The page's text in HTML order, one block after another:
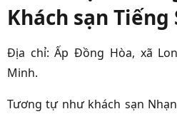
Khách sạn Tiếng
Địa chỉ: Ấp Đồng Hòa, xã
Minh.
Tương tự như khách sạn